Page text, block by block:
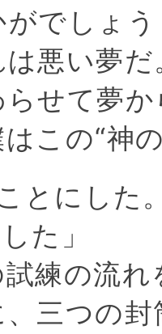
でしょ
悪い夢だ
せて夢
この“神
とにした
た」
試練の流
三つの